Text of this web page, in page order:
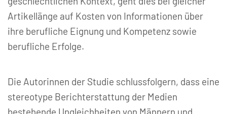
Artikellänge auf Kosten von Informationen über
ihre berufliche Eignung und Kompetenz sowie
berufliche Erfolge.
Die Autorinnen der Studie schlussfolgern, dass eine
stereotype Berichterstattung der Medien
bestehende Ungleichheiten von Männern und